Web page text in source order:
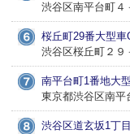
渋谷区南平台町４
桜丘町29番大型車
渋谷区桜丘町２９
南平台町1番地大
東京都渋谷区南平
渋谷区道玄坂1丁